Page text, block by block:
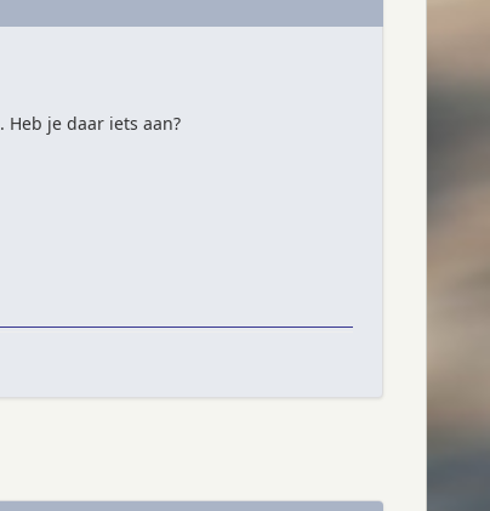
je daar iets aan?